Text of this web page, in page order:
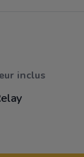
inclus